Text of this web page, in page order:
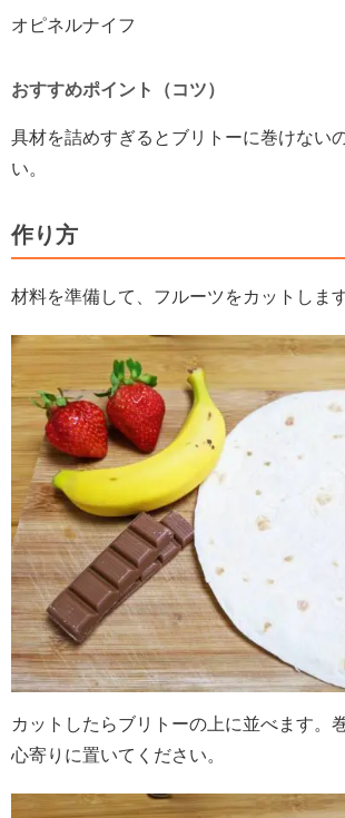
オピネルナイフ
おすすめポイント（コツ）
具材を詰めすぎるとブリトーに巻けない
い。
作り方
材料を準備して、フルーツをカットします
カットしたらブリトーの上に並べます。
心寄りに置いてください。